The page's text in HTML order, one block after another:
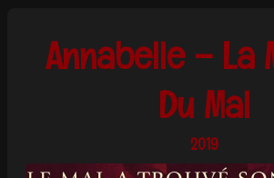
Annabelle – La
Du Mal
2019